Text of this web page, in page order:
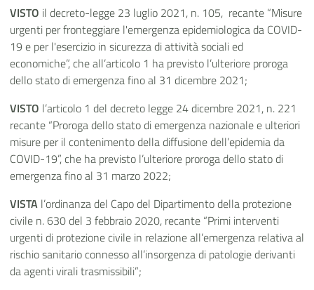
VISTO il decreto-legge 23 luglio 2021, n. 105, recante “Misure
urgenti per fronteggiare l'emergenza epidemiologica da COVID-
19 e per l'esercizio in sicurezza di attività sociali ed
economiche”, che all’articolo 1 ha previsto l’ulteriore proroga
dello stato di emergenza fino al 31 dicembre 2021;
VISTO l’articolo 1 del decreto legge 24 dicembre 2021, n. 221
recante “Proroga dello stato di emergenza nazionale e ulteriori
misure per il contenimento della diffusione dell’epidemia da
COVID-19”, che ha previsto l’ulteriore proroga dello stato di
emergenza fino al 31 marzo 2022;
VISTA l’ordinanza del Capo del Dipartimento della protezione
civile n. 630 del 3 febbraio 2020, recante “Primi interventi
urgenti di protezione civile in relazione all’emergenza relativa al
rischio sanitario connesso all’insorgenza di patologie derivanti
da agenti virali trasmissibili”;